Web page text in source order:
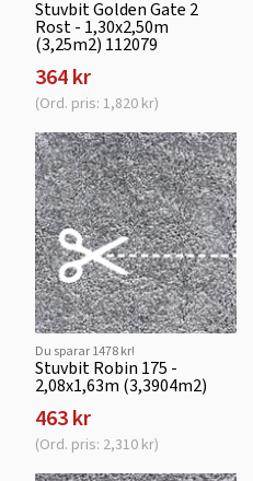
Stuvbit Golden Gate 2
Rost - 1,30x2,50m
(3,25m2) 112079
364 kr
(Ord. pris: 1,820 kr)
Du sparar 1478 kr!
Stuvbit Robin 175 -
2,08x1,63m (3,3904m2)
463 kr
(Ord. pris: 2,310 kr)